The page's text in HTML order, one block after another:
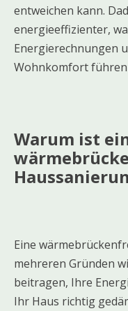
entweichen kann.
energieeffizienter,
Energierechnungen
Wohnkomfort führen
Warum ist
Eine
mehreren Gründen
beitragen, Ihre
Ihr Haus richtig